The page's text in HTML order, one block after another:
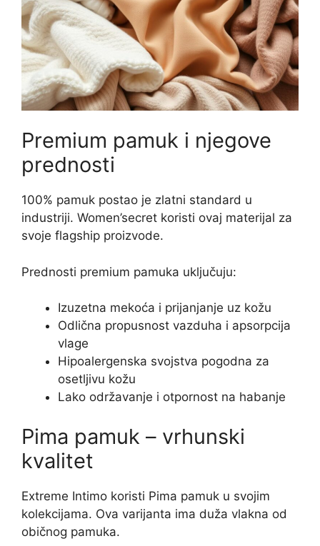
Premium pamuk i njegove
prednosti
100% pamuk postao je zlatni standard u
industriji. Women’secret koristi ovaj materijal za
svoje flagship proizvode.
Prednosti premium pamuka uključuju:
Izuzetna mekoća i prijanjanje uz kožu
Odlična propusnost vazduha i apsorpcija
vlage
Hipoalergenska svojstva pogodna za
osetljivu kožu
Lako održavanje i otpornost na habanje
Pima pamuk – vrhunski
kvalitet
Extreme Intimo koristi Pima pamuk u svojim
kolekcijama. Ova varijanta ima duža vlakna od
običnog pamuka.